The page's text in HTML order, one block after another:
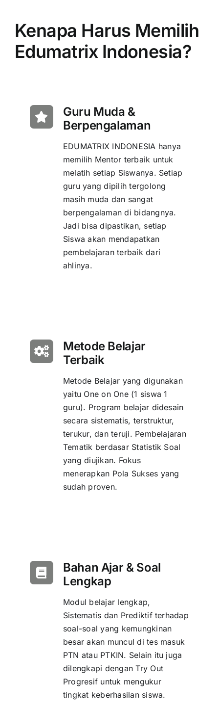
Kenapa Harus Memilih
Edumatrix Indonesia?
Guru Muda &
Berpengalaman
EDUMATRIX INDONESIA hanya
memilih Mentor terbaik untuk
melatih setiap Siswanya. Setiap
guru yang dipilih tergolong
masih muda dan sangat
berpengalaman di bidangnya.
Jadi bisa dipastikan, setiap
Siswa akan mendapatkan
pembelajaran terbaik dari
ahlinya.
Metode Belajar
Terbaik
Metode Belajar yang digunakan
yaitu One on One (1 siswa 1
guru). Program belajar didesain
secara sistematis, terstruktur,
terukur, dan teruji. Pembelajaran
Tematik berdasar Statistik Soal
yang diujikan. Fokus
menerapkan Pola Sukses yang
sudah proven.
Bahan Ajar & Soal
Lengkap
Modul belajar lengkap,
Sistematis dan Prediktif terhadap
soal-soal yang kemungkinan
besar akan muncul di tes masuk
PTN atau PTKIN. Selain itu juga
dilengkapi dengan Try Out
Progresif untuk mengukur
tingkat keberhasilan siswa.